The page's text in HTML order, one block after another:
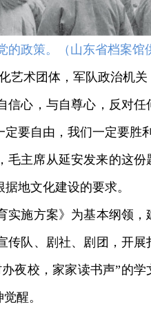
政策。（山东省档案馆
术团体，军队政治机关
心，与自尊心，反对任
要自由，我们一定要胜
主席从延安发来的这份
地文化建设的要求。
施方案》为基本纲领，
队、剧社、剧团，开展
夜校，家家读书声”的
醒。